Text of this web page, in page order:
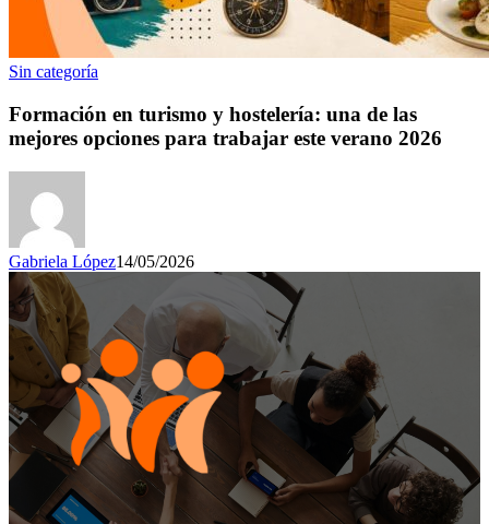
Sin categoría
Formación en turismo y hostelería: una de las
mejores opciones para trabajar este verano 2026
Gabriela López14/05/2026